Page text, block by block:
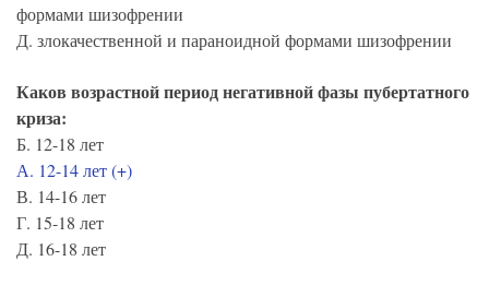
формами шизофрении
Д. злокачественной и параноидной формами шизофрении
Каков возрастной период негативной фазы пубертатного
криза:
Б. 12-18 лет
А. 12-14 лет (+)
В. 14-16 лет
Г. 15-18 лет
Д. 16-18 лет